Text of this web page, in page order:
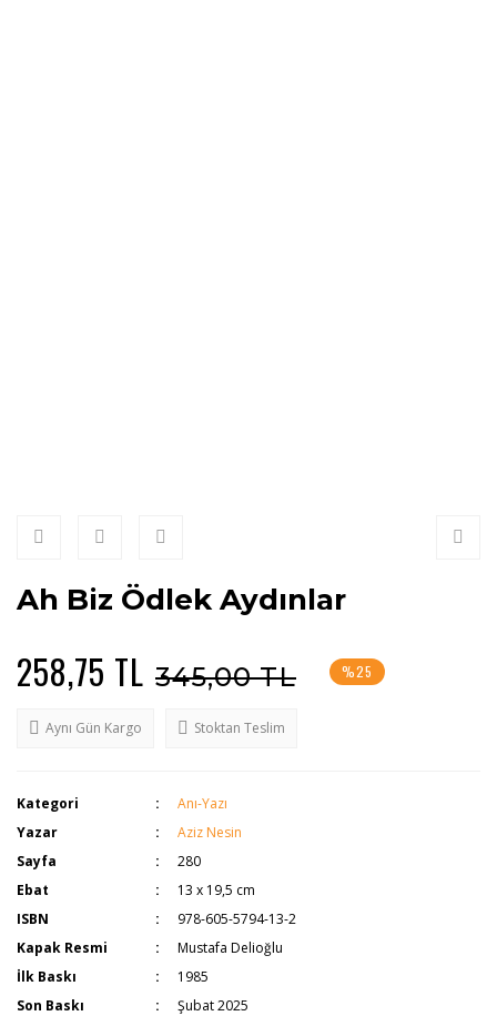
Ah Biz Ödlek Aydınlar
258,75 TL 345,00 TL %25
Aynı Gün Kargo Stoktan Teslim
Kategori
Anı-Yazı
Yazar
Aziz Nesin
Sayfa
280
Ebat
13 x 19,5 cm
ISBN
978-605-5794-13-2
Kapak Resmi
Mustafa Delioğlu
İlk Baskı
1985
Son Baskı
Şubat 2025